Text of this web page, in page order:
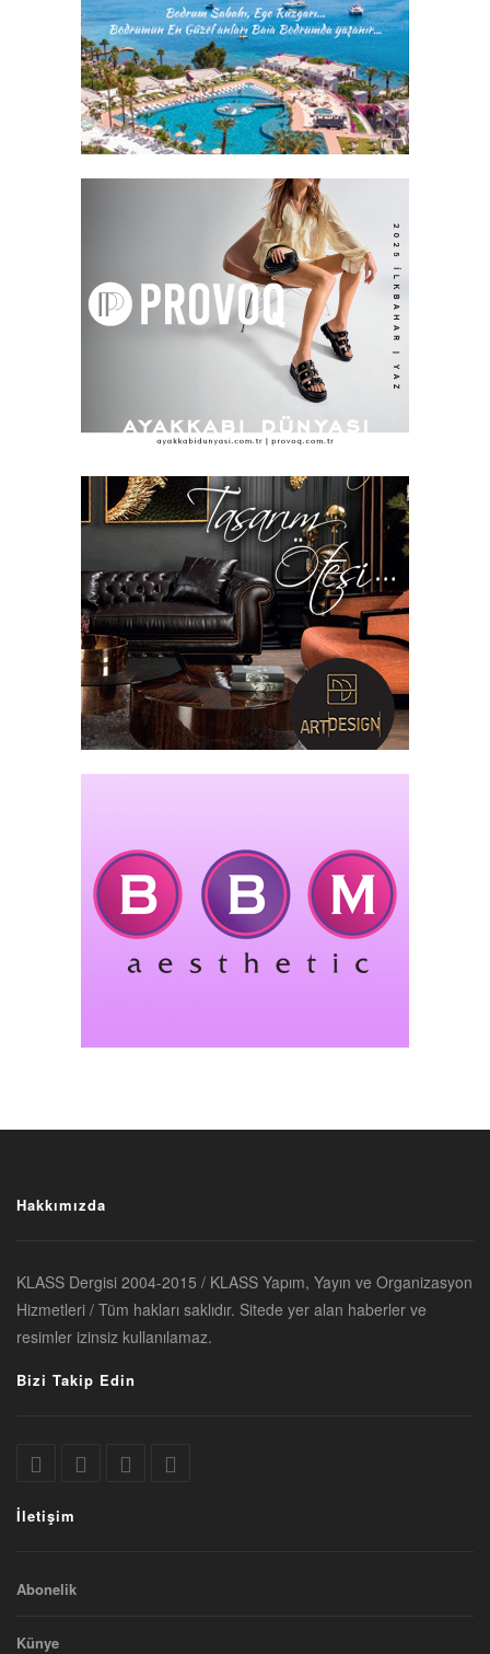
Hakkımızda
KLASS Dergisi 2004-2015 / KLASS Yapım, Yayın ve Organizasyon
Hizmetleri / Tüm hakları saklıdır. Sitede yer alan haberler ve
resimler izinsiz kullanılamaz.
Bizi Takip Edin
İletişim
Abonelik
Künye